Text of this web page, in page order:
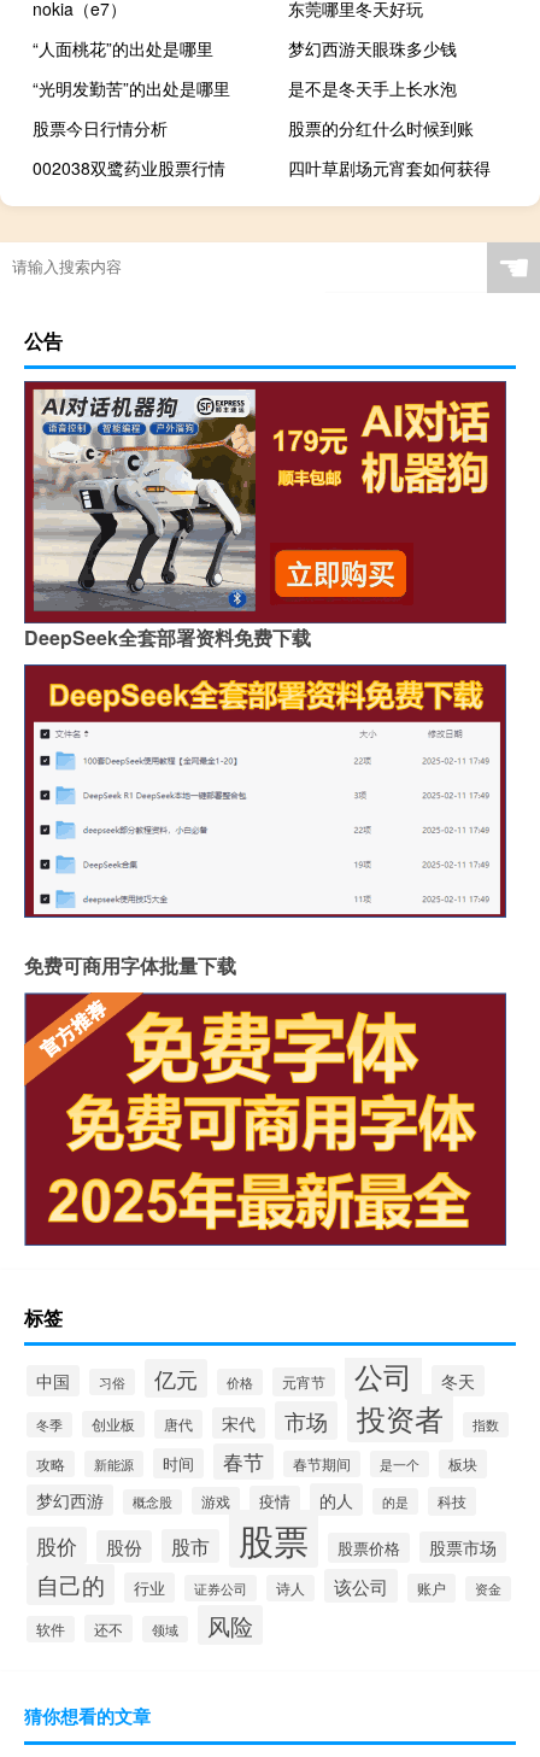
nokia（e7）
东莞哪里冬天好玩
“人面桃花”的出处是哪里
梦幻西游天眼珠多少钱
“光明发勤苦”的出处是哪里
是不是冬天手上长水泡
股票今日行情分析
股票的分红什么时候到账
002038双鹭药业股票行情
四叶草剧场元宵套如何获得
☚
公告
DeepSeek全套部署资料免费下载
免费可商用字体批量下载
标签
中国 习俗 亿元 价格 元宵节 公司 冬天
冬季 创业板 唐代 宋代 市场 投资者 指数
攻略 新能源 时间 春节 春节期间 是一个 板块
梦幻西游 概念股 游戏 疫情 的人 的是 科技
股价 股份 股市 股票 股票价格 股票市场
自己的 行业 证券公司 诗人 该公司 账户 资金
软件 还不 领域 风险
猜你想看的文章